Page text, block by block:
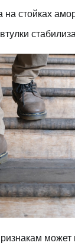
стойках
может